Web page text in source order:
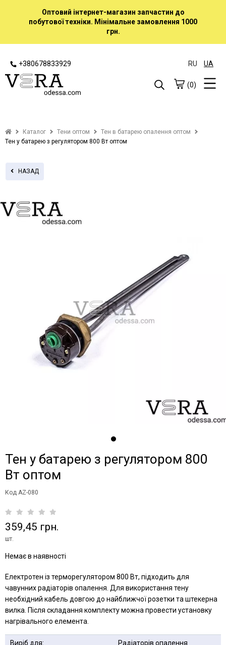
Оптовий інтернет-магазин запчастин до
побутової техніки. Мінімальне замовлення 1000
грн.
+380678833929 RU UA
(0)
Каталог Тени оптом
Тен в батарею опалення оптом
Тен у батарею з регулятором 800 Вт оптом
НАЗАД
Тен у батарею з регулятором 800
Вт оптом
Код AZ-080
359,45 грн.
шт.
Немає в наявності
Електротен із терморегулятором 800 Вт, підходить для
чавунних радіаторів опалення. Для використання тену
необхідний кабель довгою до найближчої розетки та штекерна
вилка. Після складання комплекту можна провести установку
нагрівального елемента.
Виріб для: Радіаторів опалення